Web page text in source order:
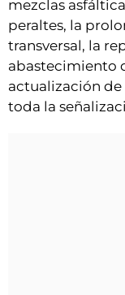
mezclas
peraltes, la
transversal, la
abastecimiento
actualización de
toda la